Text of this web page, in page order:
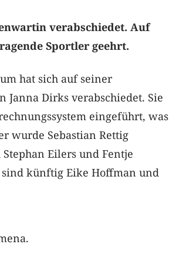
verabschiedet. Auf
Sportler geehrt.
hat sich auf seiner
Janna Dirks verabschiedet. Sie
eingeführt, was
wurde Sebastian Rettig
Eilers und Fentje
sind künftig Eike Hoffman und